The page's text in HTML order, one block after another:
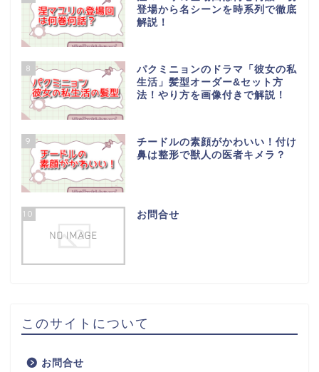
登場から名シーンを時系列で徹底
解説！
8
パクミニョンのドラマ「彼女の私
生活」髪型オーダー&セット方
法！やり方を画像付きで解説！
9
チードルの素顔がかわいい！付け
鼻は整形で獣人の医者キメラ？
10 お問合せ
このサイトについて
お問合せ